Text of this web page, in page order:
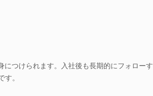
つけられます。入社後も長期的にフォローす
。